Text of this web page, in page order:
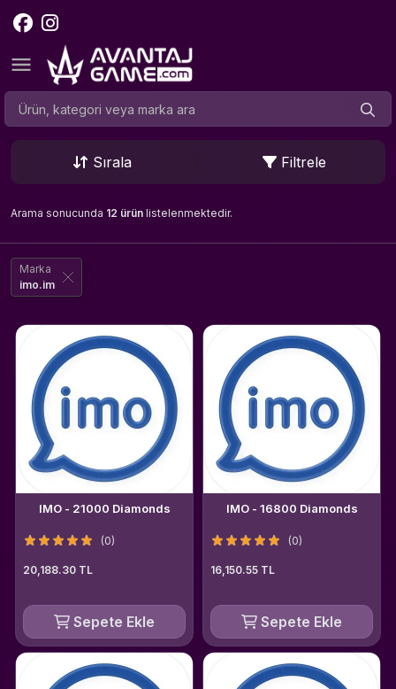
Sırala Filtrele
Arama sonucunda 12 ürün listelenmektedir.
Marka
imo.im
IMO - 21000 Diamonds
(0)
20,188.30 TL
Sepete Ekle
IMO - 16800 Diamonds
(0)
16,150.55 TL
Sepete Ekle